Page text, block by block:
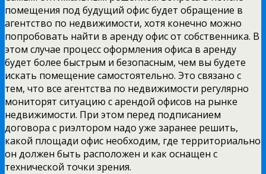
помещения под будущий офис будет обращение в
агентство по недвижимости, хотя конечно можно
попробовать найти в аренду офис от собственника. В
этом случае процесс оформления офиса в аренду
будет более быстрым и безопасным, чем вы будете
искать помещение самостоятельно. Это связано с
тем, что все агентства по недвижимости регулярно
мониторят ситуацию с арендой офисов на рынке
недвижимости. При этом перед подписанием
договора с риэлтором надо уже заранее решить,
какой площади офис необходим, где территориально
он должен быть расположен и как оснащен с
технической точки зрения.